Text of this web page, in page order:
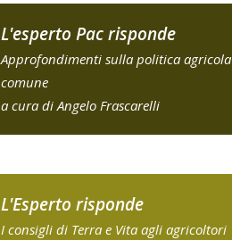
L'esperto Pac risponde
Approfondimenti sulla politica agricola
comune
a cura di Angelo Frascarelli
L'Esperto risponde
I consigli di Terra e Vita agli agricoltori